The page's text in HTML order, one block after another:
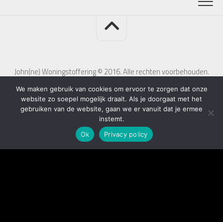
John(ne) Woningstoffering © 2016. Alle rechten voorbehouden.
We maken gebruik van cookies om ervoor te zorgen dat onze
website zo soepel mogelijk draait. Als je doorgaat met het
gebruiken van de website, gaan we er vanuit dat je ermee
instemt.
Ok
Privacy policy